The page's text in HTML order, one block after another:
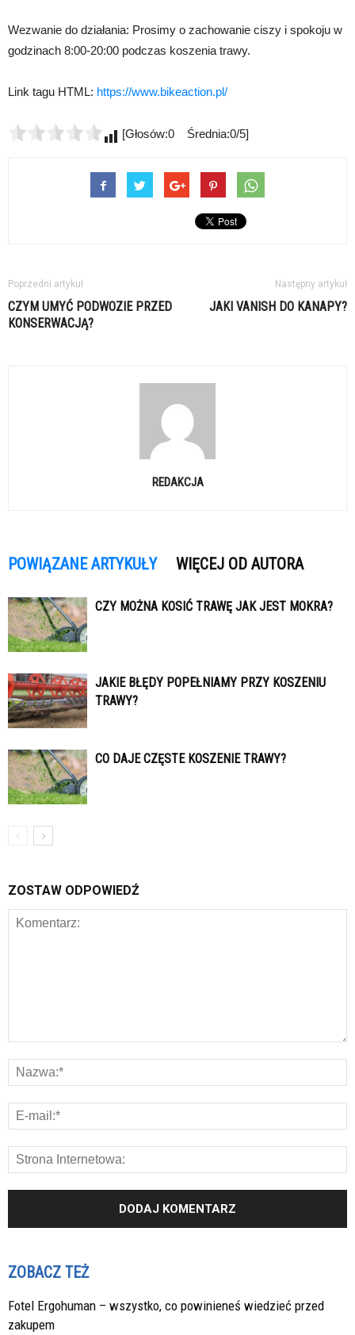
Wezwanie do działania: Prosimy o zachowanie ciszy i spokoju w
godzinach 8:00-20:00 podczas koszenia trawy.
Link tagu HTML: https://www.bikeaction.pl/
[Głosów:0 Średnia:0/5]
Poprzedni artykuł
CZYM UMYĆ PODWOZIE PRZED
KONSERWACJĄ?
Następny artykuł
JAKI VANISH DO KANAPY?
REDAKCJA
POWIĄZANE ARTYKUŁY WIĘCEJ OD AUTORA
CZY MOŻNA KOSIĆ TRAWĘ JAK JEST MOKRA?
JAKIE BŁĘDY POPEŁNIAMY PRZY KOSZENIU
TRAWY?
CO DAJE CZĘSTE KOSZENIE TRAWY?
ZOSTAW ODPOWIEDŹ
ZOBACZ TEŻ
Fotel Ergohuman – wszystko, co powinieneś wiedzieć przed
zakupem